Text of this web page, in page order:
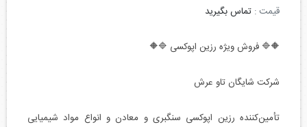
قیمت : تماس بگیرید
🔶🔷 فروش ویژه رزین اپوکسی 🔷🔶
شرکت شایگان تاو عرش
تأمین‌کننده رزین اپوکسی سنگبری و معادن و انواع مواد شیمیایی